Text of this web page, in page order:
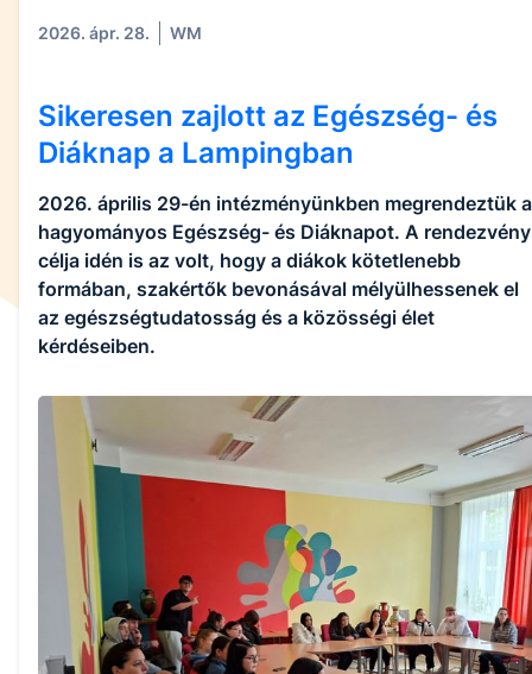
2026. ápr. 28. WM
Sikeresen zajlott az Egészség- és
Diáknap a Lampingban
2026. április 29-én intézményünkben megrendeztük a
hagyományos Egészség- és Diáknapot. A rendezvény
célja idén is az volt, hogy a diákok kötetlenebb
formában, szakértők bevonásával mélyülhessenek el
az egészségtudatosság és a közösségi élet
kérdéseiben.